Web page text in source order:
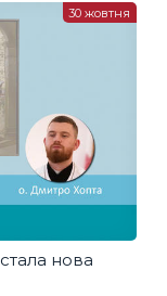
нова
30 жовтня